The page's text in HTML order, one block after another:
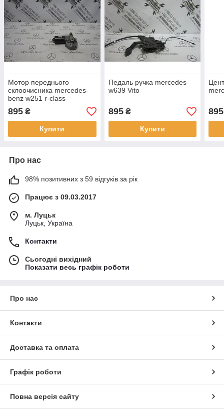
Мотор переднього
склоочисника mercedes-
benz w251 r-class
(A2518201742)
895 ₴
Купити
Педаль ручка mercedes
w639 Vito
895₴
Купити
895
Про нас
98% позитивних з 59 відгуків за рік
Працює з 09.03.2017
м. Луцьк
Луцьк, Україна
Контакти
Сьогодні вихідний
Показати весь графік роботи
Про нас
Контакти
Доставка та оплата
Графік роботи
Повна версія сайту